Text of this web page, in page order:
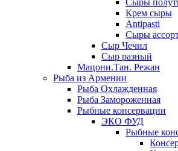
Сыры
Крем сыры
Antipasti
Сыры
Сыр Чечил
Сыр разный
Мацони.Тан. Режан
Рыба из Армении
Рыба Охлажденная
Рыба Замороженная
Рыбные консервации
ЭКО ФУД
Рыбные